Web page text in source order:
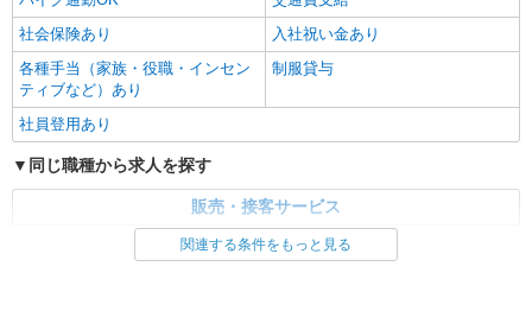
社会保険あり
入社祝い金あり
各種手当（家族・役職・インセン
ティブなど）あり
制服貸与
社員登用あり
同じ職種から求人を探す
販売・接客サービス
関連する条件をもっと見る